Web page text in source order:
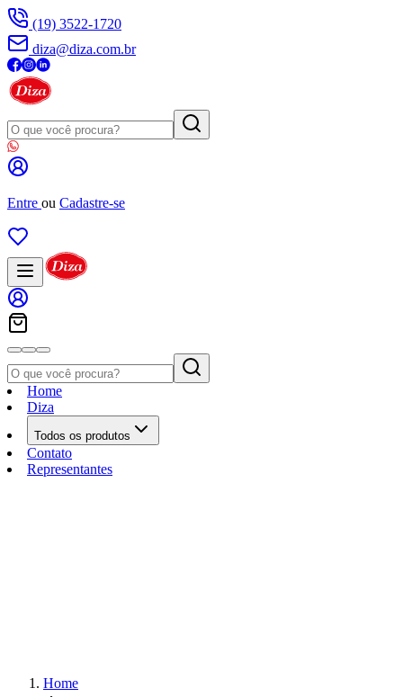
(19) 3522-1720
diza@diza.com.br
Entre ou Cadastre-se
Home
Diza
Todos os produtos
Contato
Representantes
Home